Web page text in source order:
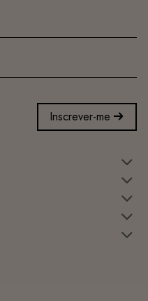
Inscrever-me